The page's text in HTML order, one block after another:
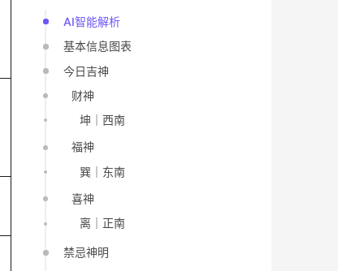
AI智能解析
基本信息图表
今日吉神
财神
坤｜西南
福神
巽｜东南
喜神
离｜正南
禁忌神明